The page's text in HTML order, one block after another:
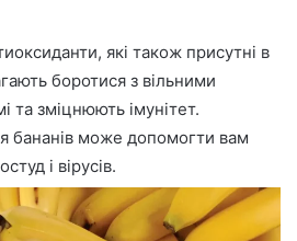
які також присутні в
боротися з вільними
та зміцнюють імунітет.
бананів може допомогти вам
і вірусів.